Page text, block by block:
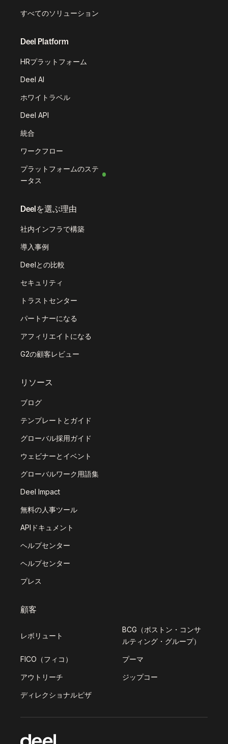
すべてのソリューション
Deel Platform
HRプラットフォーム
Deel AI
ホワイトラベル
Deel API
統合
ワークフロー
プラットフォームのステ
ータス
Deelを選ぶ理由
社内インフラで構築
導入事例
Deelとの比較
セキュリティ
トラストセンター
パートナーになる
アフィリエイトになる
G2の顧客レビュー
リソース
ブログ
テンプレートとガイド
グローバル採用ガイド
ウェビナーとイベント
グローバルワーク用語集
Deel Impact
無料の人事ツール
APIドキュメント
ヘルプセンター
ヘルプセンター
プレス
顧客
レボリュート
BCG（ボストン・コンサ
ルティング・グループ）
FICO（フィコ） プーマ
アウトリーチ ジップコー
ディレクショナルピザ